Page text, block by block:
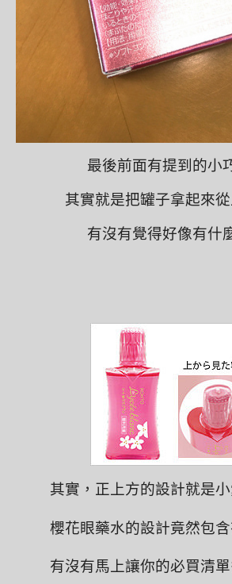
最後前面有提到的小
其實就是把罐子拿起來從
有沒有覺得好像有什
其實，正上方的設計就是小
櫻花眼藥水的設計竟然包含
有沒有馬上讓你的必買清